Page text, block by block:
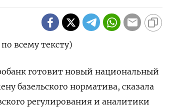
всему тексту)
готовит новый национальный
базельского норматива, сказала
регулирования и аналитики